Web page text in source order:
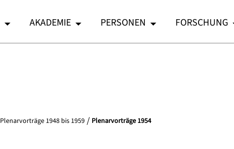
AKADEMIE PERSONEN FORSCHUNG
Plenarvorträge 1948 bis 1959 Plenarvorträge 1954